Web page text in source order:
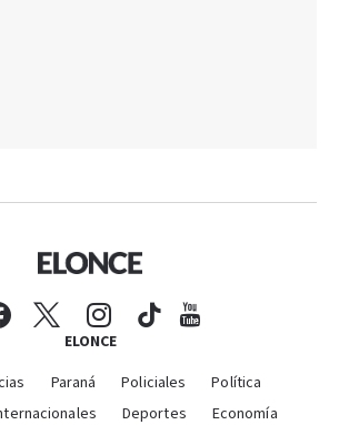
ELONCE
Paraná Policiales
Política
Deportes
Economía